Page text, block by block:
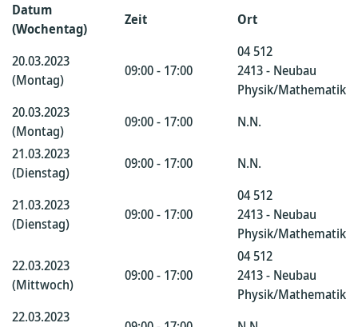
Datum
(Wochentag)
Zeit Ort
20.03.2023
(Montag)
09:00 - 17:00
04 512
2413 - Neubau
Physik/Mathematik
20.03.2023
(Montag)
09:00 - 17:00
N.N.
21.03.2023
(Dienstag)
09:00 - 17:00 N.N.
21.03.2023
(Dienstag)
09:00 - 17:00
04 512
2413 - Neubau
Physik/Mathematik
22.03.2023
(Mittwoch)
09:00 - 17:00
04 512
2413 - Neubau
Physik/Mathematik
22.03.2023